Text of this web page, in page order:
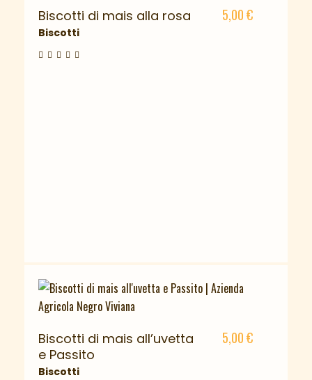
Biscotti di mais alla rosa
Biscotti
5,00€
Biscotti di mais all’uvetta
e Passito
Biscotti
5,00€